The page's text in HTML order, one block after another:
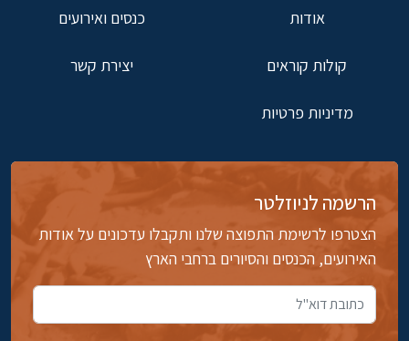
אודות כנסים ואירועים
קולות קוראים יצירת קשר
מדיניות פרטיות
הרשמה לניוזלטר
הצטרפו לרשימת התפוצה שלנו ותקבלו עדכונים על אודות
האירועים, הכנסים והסיורים ברחבי הארץ